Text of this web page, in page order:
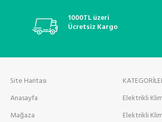
onarım
1000TL üzeri
Ücretsiz Kargo
Site Haritası
Anasayfa
Mağaza
Elektrikli
Elektrikli